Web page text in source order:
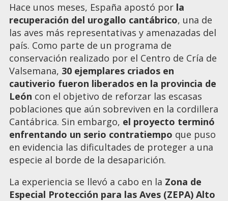
Hace unos meses, España apostó por la
recuperación del urogallo cantábrico, una de
las aves más representativas y amenazadas del
país. Como parte de un programa de
conservación realizado por el Centro de Cría de
Valsemana, 30 ejemplares criados en
cautiverio fueron liberados en la provincia de
León con el objetivo de reforzar las escasas
poblaciones que aún sobreviven en la cordillera
Cantábrica. Sin embargo, el proyecto terminó
enfrentando un serio contratiempo que puso
en evidencia las dificultades de proteger a una
especie al borde de la desaparición.
La experiencia se llevó a cabo en la Zona de
Especial Protección para las Aves (ZEPA) Alto